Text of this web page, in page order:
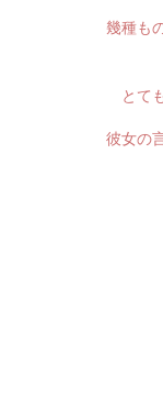
幾種も
とて
彼女の